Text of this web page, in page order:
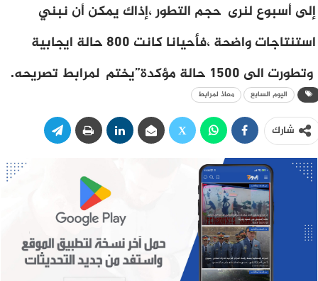
إلى أسبوع لنرى حجم التطور ،إذاك يمكن أن نبني
استنتاجات واضحة ،فأحيانا كانت 800 حالة ايجابية
وتطورت الى 1500 حالة مؤكدة”يختم لمرابط تصريحه.
اليوم السابع معاذ لمرابط
شارك